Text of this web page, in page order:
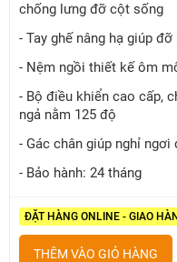
chống lưng đỡ cột sống
- Tay ghế nâng hạ giúp
- Nệm ngồi thiết kế ôm
- Bộ điều khiển cao cấp,
ngả nằm 125 độ
- Gác chân giúp nghỉ
- Bảo hành: 24 tháng
ĐẶT HÀNG ONLINE - GIAO
THÊM VÀO GIỎ HÀNG